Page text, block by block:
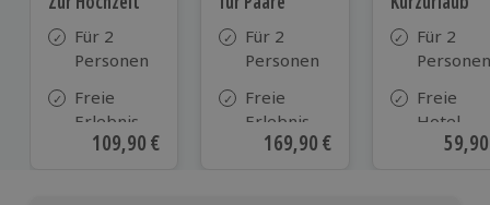
Für 2
Personen
Freie
Erlebnis-
Auswahl
Aktueller Preis
109,90 €
Für 2
Personen
Freie
Erlebnis-
Auswahl
Aktueller Preis
169,90 €
Für 2
Personen
Freie
Hotel-
Auswahl